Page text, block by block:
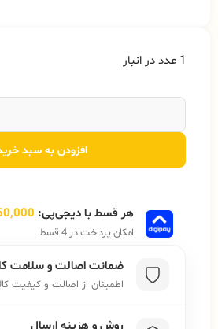
1 عدد در انبار
افزودن به سبد
هر قسط با دیجی‌پی:
امکان پرداخت در 4 قسط
ضمانت اصالت و سلامت
اطمینان از اصالت و کیفیت